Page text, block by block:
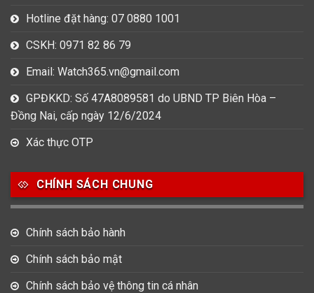
Hotline đặt hàng: 07 0880 1001
CSKH: 0971 82 86 79
Email: Watch365.vn@gmail.com
GPĐKKD: Số 47A8089581 do UBND TP Biên Hòa –
Đồng Nai, cấp ngày 12/6/2024
Xác thực OTP
CHÍNH SÁCH CHUNG
Chính sách bảo hành
Chính sách bảo mật
Chính sách bảo vệ thông tin cá nhân